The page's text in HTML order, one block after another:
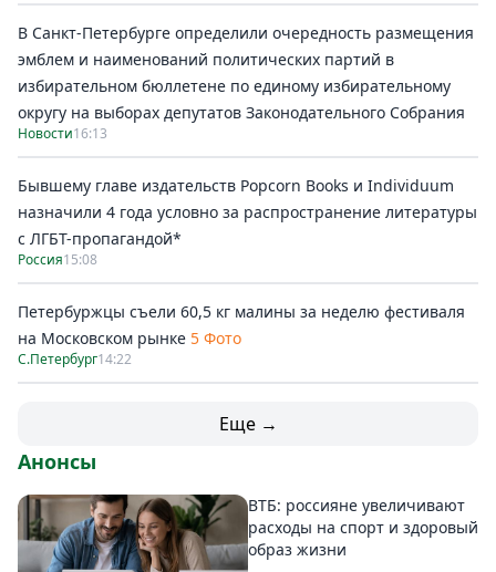
В Санкт-Петербурге определили очередность размещения
эмблем и наименований политических партий в
избирательном бюллетене по единому избирательному
округу на выборах депутатов Законодательного Собрания
Новости16:13
Бывшему главе издательств Popcorn Books и Individuum
назначили 4 года условно за распространение литературы
с ЛГБТ-пропагандой*
Россия15:08
Петербуржцы съели 60,5 кг малины за неделю фестиваля
на Московском рынке 5 Фото
С.Петербург14:22
Еще →
Анонсы
ВТБ: россияне увеличивают
расходы на спорт и здоровый
образ жизни